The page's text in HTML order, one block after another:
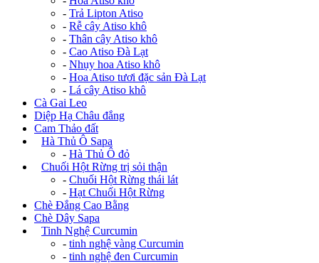
- Trả Lipton Atiso
- Rễ cây Atiso khô
- Thân cây Atiso khô
- Cao Atiso Đà Lạt
- Nhụy hoa Atiso khô
- Hoa Atiso tươi đặc sản Đà Lạt
- Lá cây Atiso khô
Cà Gai Leo
Diệp Hạ Châu đắng
Cam Thảo đất
Hà Thủ Ô Sapa
- Hà Thủ Ô đỏ
Chuối Hột Rừng trị sỏi thận
- Chuối Hột Rừng thái lát
- Hạt Chuối Hột Rừng
Chè Đắng Cao Bằng
Chè Dây Sapa
Tinh Nghệ Curcumin
- tinh nghệ vàng Curcumin
- tinh nghệ đen Curcumin